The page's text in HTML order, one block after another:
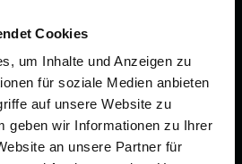
Cookies
um Inhalte und Anzeigen zu
für soziale Medien anbieten
auf unsere Website zu
geben wir Informationen zu Ihrer
an unsere Partner für
lassen
FÜR BESTATTER
Online-Portal